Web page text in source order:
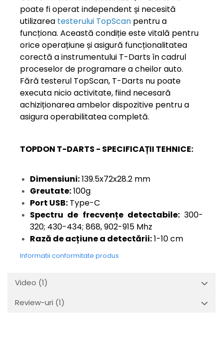
poate fi operat independent și necesită
utilizarea testerului TopScan pentru a
funcționa. Această condiție este vitală pentru
orice operațiune și asigură funcționalitatea
corectă a instrumentului T-Darts în cadrul
proceselor de programare a cheilor auto.
Fără testerul TopScan, T-Darts nu poate
executa nicio activitate, fiind necesară
achiziționarea ambelor dispozitive pentru a
asigura operabilitatea completă.
TOPDON T-DARTS - SPECIFICAȚII TEHNICE:
Dimensiuni:139.5x72x28.2 mm
Greutate:100g
Port USB: Type-C
Spectru de frecvențe detectabile:300-
320; 430-434; 868, 902-915 Mhz
Rază de acțiune a detectării:1-10 cm
Informatii conformitate produs
Video (1)
Review-uri (1)